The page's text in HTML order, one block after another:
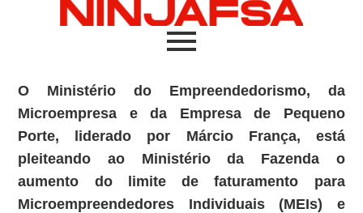
O Ministério do Empreendedorismo, da
Microempresa e da Empresa de Pequeno
Porte, liderado por Márcio França, está
pleiteando ao Ministério da Fazenda o
aumento do limite de faturamento para
Microempreendedores Individuais (MEIs) e